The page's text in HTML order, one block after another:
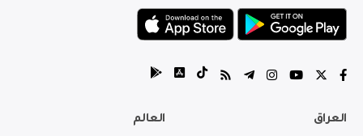
العراق العالم